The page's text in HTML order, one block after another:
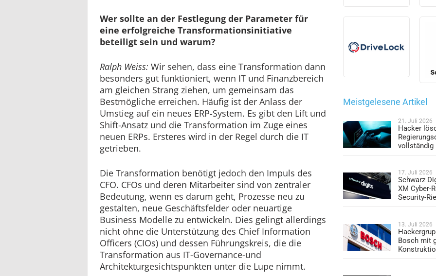
Wer sollte an der Festlegung der Parameter für
eine erfolgreiche Transformationsinitiative
beteiligt sein und warum?
Ralph Weiss: Wir sehen, dass eine Transformation dann
besonders gut funktioniert, wenn IT und Finanzbereich
am gleichen Strang ziehen, um gemeinsam das
Bestmögliche erreichen. Häufig ist der Anlass der
Umstieg auf ein neues ERP-System. Es gibt den Lift und
Shift-Ansatz und die Transformation im Zuge eines
neuen ERPs. Ersteres wird in der Regel durch die IT
getrieben.
Die Transformation benötigt jedoch den Impuls des
CFO. CFOs und deren Mitarbeiter sind von zentraler
Bedeutung, wenn es darum geht, Prozesse neu zu
gestalten, neue Geschäftsfelder oder neuartige
Business Modelle zu entwickeln. Dies gelingt allerdings
nicht ohne die Unterstützung des Chief Information
Officers (CIOs) und dessen Führungskreis, die die
Transformation aus IT-Governance-und
Architekturgesichtspunkten unter die Lupe nimmt.
Meistgelesene Artikel
21. Juli 2026
Hacker
vollständig
17. Juli 2026
Schwarz
XM Cyber-
Security-
13. Juli 2026
Bosch mit